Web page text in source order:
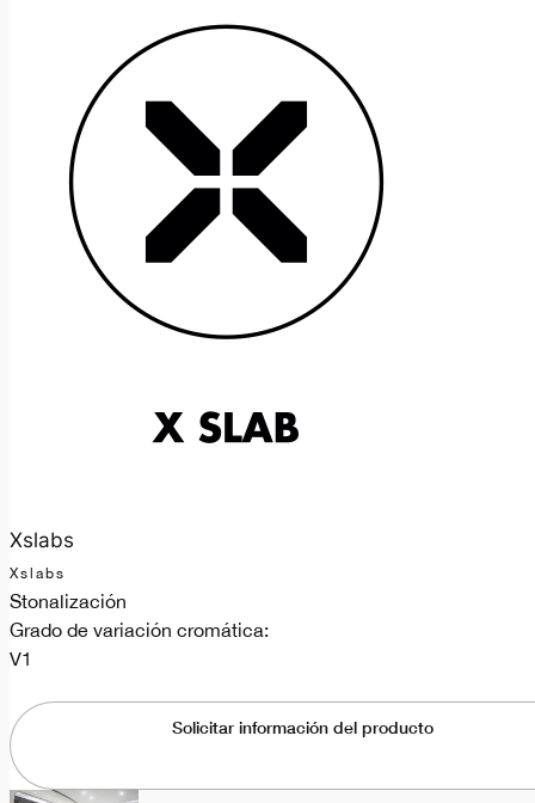
Xslabs
Xslabs
Stonalización
Grado de variación cromática:
V1
Solicitar información del producto